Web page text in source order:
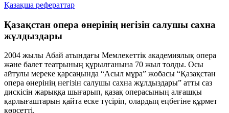
Қазақша рефераттар
Қазақстан опера өнерінің негізін салушы сахна
жұлдыздары
2004 жылы Абай атындағы Мемлекеттік академиялық опера
және балет театрының құрылғанына 70 жыл толды. Осы
айтулы мереке қарсаңында “Асыл мұра” жобасы “Қазақстан
опера өнерінің негізін салушы сахна жұлдыздары” атты саз
дискісін жарыққа шығарып, қазақ операсының алғашқы
қарлығаштарын қайта еске түсіріп, олардың еңбегіне құрмет
көрсетті.